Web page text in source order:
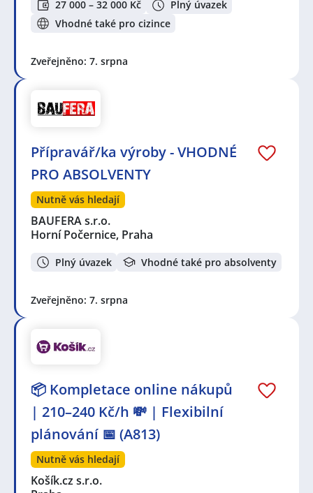
27 000 – 32 000 Kč
Plný úvazek
Vhodné také pro cizince
Zveřejněno: 7. srpna
Přípravář/ka výroby - VHODNÉ
PRO ABSOLVENTY
Nutně vás hledají
BAUFERA s.r.o.
Horní Počernice, Praha
Plný úvazek Vhodné také pro absolventy
Zveřejněno: 7. srpna
📦 Kompletace online nákupů
| 210–240 Kč/h 💸 | Flexibilní
plánování 📅 (A813)
Nutně vás hledají
Košík.cz s.r.o.